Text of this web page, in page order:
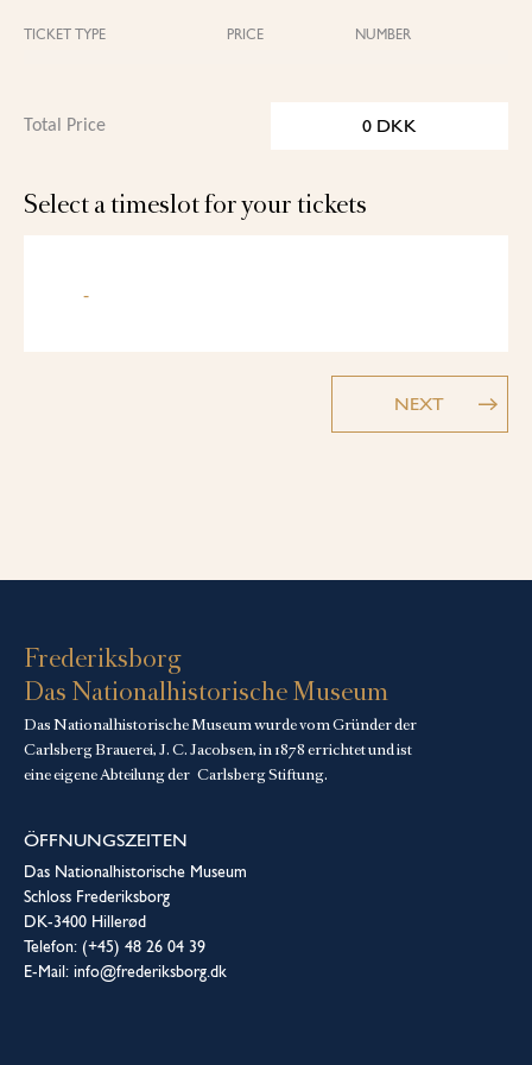
TICKET TYPE PRICE NUMBER
Total Price DKK
0
Select a timeslot for your tickets
-
NEXT
Frederiksborg
Das Nationalhistorische Museum
Das Nationalhistorische Museum wurde vom Gründer der
Carlsberg Brauerei, J. C. Jacobsen, in 1878 errichtet und ist
eine eigene Abteilung der Carlsberg Stiftung.
ÖFFNUNGSZEITEN
Das Nationalhistorische Museum
Schloss Frederiksborg
DK-3400 Hillerød
Telefon: (+45) 48 26 04 39
E-Mail: info@frederiksborg.dk